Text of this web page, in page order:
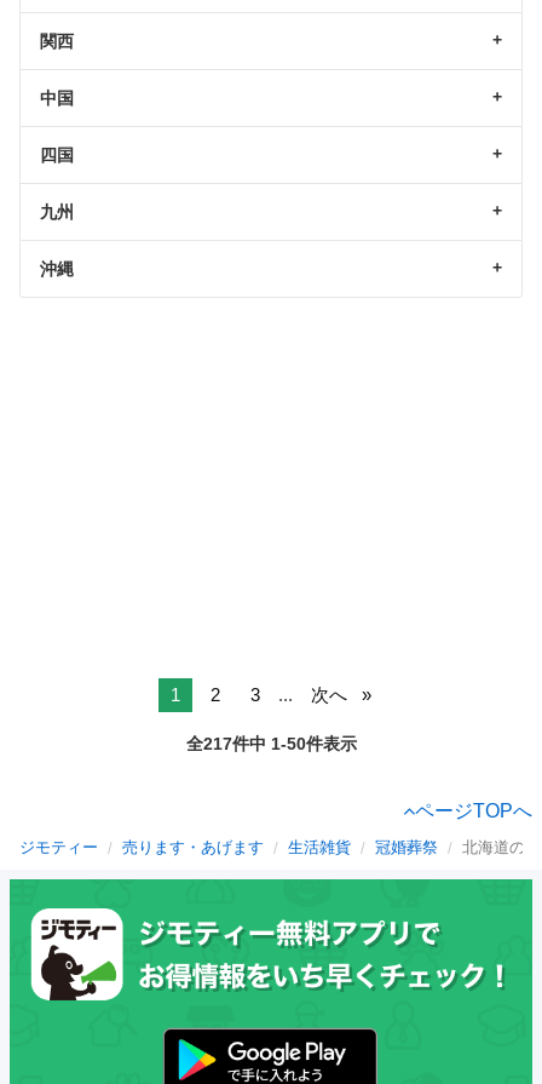
関西
中国
四国
九州
沖縄
1 2 3 ... 次へ
全217件中 1-50件表示
ページTOPへ
ジモティー 売ります・あげます 生活雑貨 冠婚葬祭 北海道の